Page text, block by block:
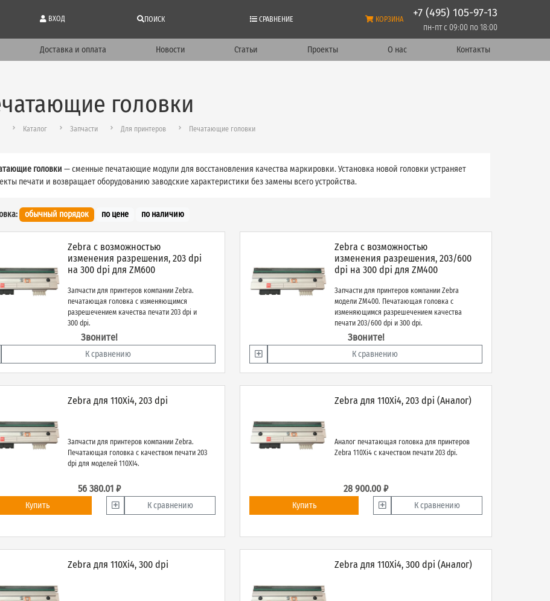
ВХОД ПОИСК СРАВНЕНИЕ КОРЗИНА +7 (495) 105-97-13
пн-пт с 09:00 по 18:00
Доставка и оплата Новости Статьи Проекты О нас Контакты
головки
Каталог Запчасти Для принтеров Печатающие головки
головки — сменные печатающие модули для восстановления качества маркировки. Установка новой головки устраняет
печати и возвращает оборудованию заводские характеристики без замены всего устройства.
обычный порядок по цене по наличию
Zebra c возможностью
изменения разрешения, 203 dpi
на 300 dpi для ZM600
Запчасти для принтеров компании Zebra.
печатающая головка с изменяющимся
разрешечением качества печати 203 dpi и
300 dpi.
Звоните!
К сравнению
Zebra c возможностью
изменения разрешения, 203/600
dpi на 300 dpi для ZM400
Запчасти для принтеров компании Zebra
модели ZM400. Печатающая головка с
изменяющимся разрешечением качества
печати 203/600 dpi и 300 dpi.
Звоните!
К сравнению
Zebra для 110Xi4, 203 dpi
Запчасти для принтеров компании Zebra.
Печатающая головка с качеством печати 203
dpi для моделей 110XI4.
56 380.01 ₽
Купить К сравнению
Zebra для 110Xi4, 203 dpi (Аналог)
Аналог печатающая головка для принтеров
Zebra 110Xi4 с качеством печати 203 dpi.
28 900.00 ₽
Купить К сравнению
Zebra для 110Xi4, 300 dpi Zebra для 110Xi4, 300 dpi (Аналог)